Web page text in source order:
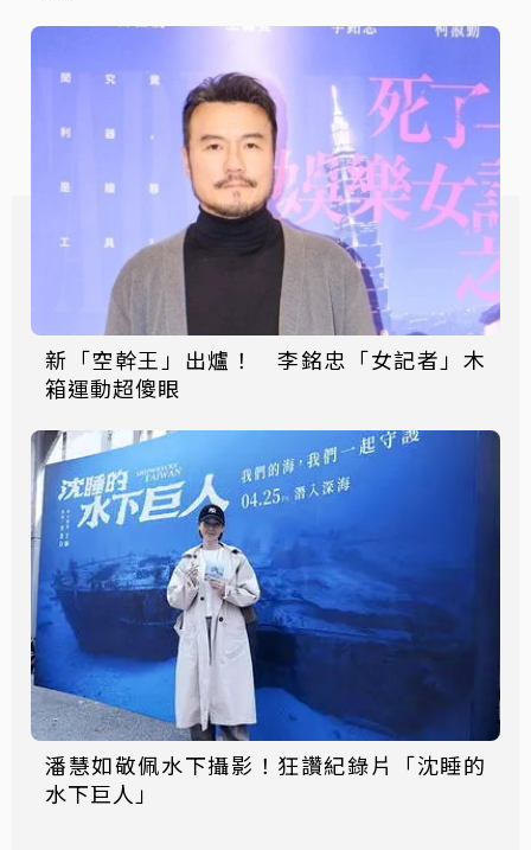
新「空幹王」出爐！ 李銘忠「女記者」木
箱運動超傻眼
潘慧如敬佩水下攝影！狂讚紀錄片「沈睡的
水下巨人」